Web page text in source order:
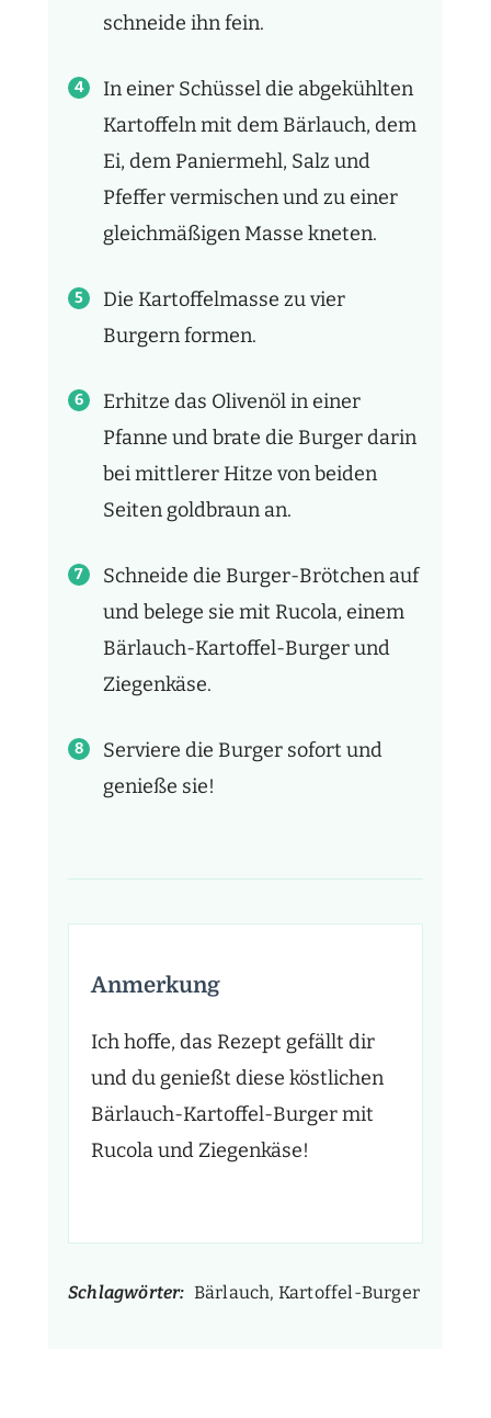
schneide ihn fein.
In einer Schüssel die abgekühlten
Kartoffeln mit dem Bärlauch, dem
Ei, dem Paniermehl, Salz und
Pfeffer vermischen und zu einer
gleichmäßigen Masse kneten.
Die Kartoffelmasse zu vier
Burgern formen.
Erhitze das Olivenöl in einer
Pfanne und brate die Burger darin
bei mittlerer Hitze von beiden
Seiten goldbraun an.
Schneide die Burger-Brötchen auf
und belege sie mit Rucola, einem
Bärlauch-Kartoffel-Burger und
Ziegenkäse.
Serviere die Burger sofort und
genieße sie!
Anmerkung
Ich hoffe, das Rezept gefällt dir
und du genießt diese köstlichen
Bärlauch-Kartoffel-Burger mit
Rucola und Ziegenkäse!
Schlagwörter: Bärlauch, Kartoffel-Burger